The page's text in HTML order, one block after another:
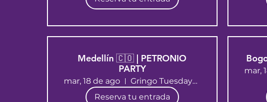
Medellín 🇨🇴 | PETRONIO
PARTY
mar, 18 de ago
Gringo Tuesdays Medellín
Reserva tu entrada
mar,